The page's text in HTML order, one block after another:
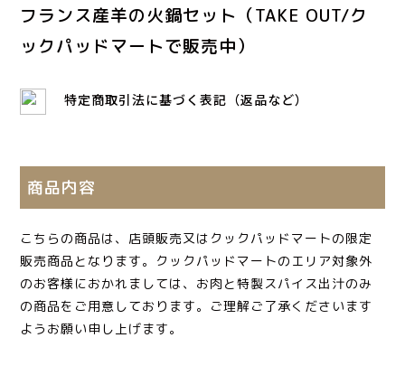
フランス産羊の火鍋セット（TAKE OUT/ク
ックパッドマートで販売中）
特定商取引法に基づく表記（返品など）
商品内容
こちらの商品は、店頭販売又はクックパッドマートの限定
販売商品となります。クックパッドマートのエリア対象外
のお客様におかれましては、お肉と特製スパイス出汁のみ
の商品をご用意しております。ご理解ご了承くださいます
ようお願い申し上げます。